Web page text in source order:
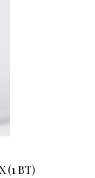
(1 BT)